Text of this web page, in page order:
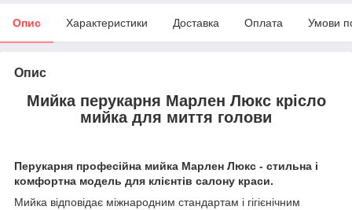
Опис Характеристики Доставка Оплата Умови
Опис
Мийка перукарня Марлен Люкс крісло
мийка для миття голови
Перукарня професійна мийка Марлен Люкс - стильна і
комфортна модель для клієнтів салону краси.
Мийка відповідає міжнародним стандартам і гігієнічним